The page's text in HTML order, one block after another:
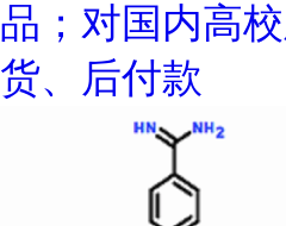
品；对国内高
货、后付款